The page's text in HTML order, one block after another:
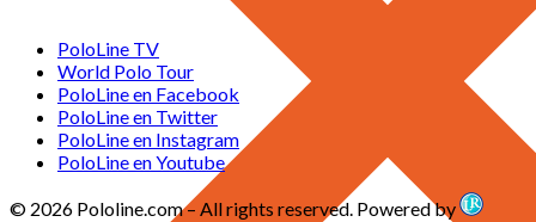
PoloLine TV
World Polo Tour
PoloLine en Facebook
PoloLine en Twitter
PoloLine en Instagram
PoloLine en Youtube
© 2026 Pololine.com – All rights reserved. Powered by